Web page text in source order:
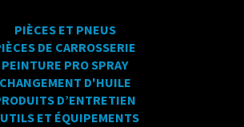
PIÈCES ET PNEUS
DE CARROSSERIE
PEINTURE PRO SPRAY
CHANGEMENT D'HUILE
D’ENTRETIEN
ET ÉQUIPEMENTS